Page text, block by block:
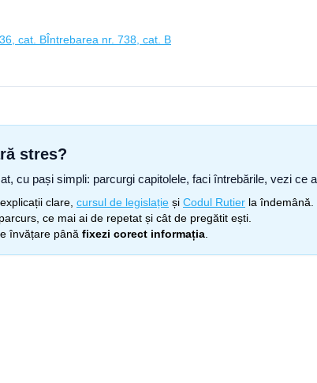
cat. BÎntrebarea nr. 738, cat. B
stres?
cu pași simpli: parcurgi capitolele, faci întrebările, vezi
explicații clare, cursul de legislație și Codul Rutier la îndemână.
ce mai ai de repetat și cât de pregătit ești.
învățare până fixezi corect informația